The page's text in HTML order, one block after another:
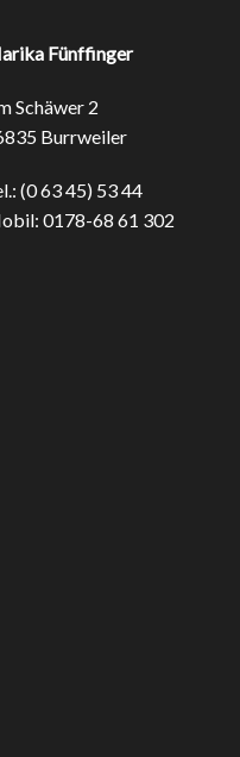
Fünffinger
Schäwer 2
Burrweiler
(0 63 45) 53 44
0178-68 61 302